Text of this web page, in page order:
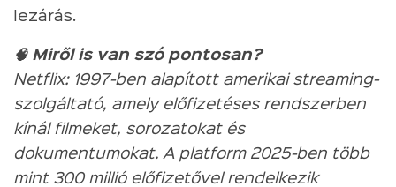
lezárás.
🧠 Miről is van szó pontosan?
Netflix:1997-ben alapított amerikai streaming-
szolgáltató, amely előfizetéses rendszerben
kínál filmeket, sorozatokat és
dokumentumokat. A platform 2025-ben több
mint 300 millió előfizetővel rendelkezik